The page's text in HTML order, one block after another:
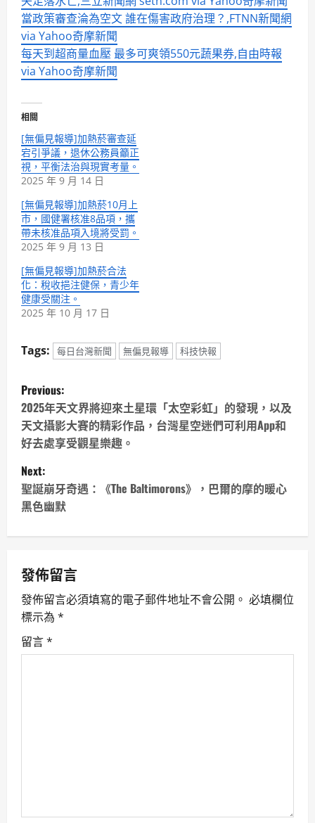
當政策審查淪為空文 誰在傷害政府治理？,FTNN新聞網
via Yahoo奇摩新聞
每天到超商量血壓 最多可爽領550元蔬果券,自由時報
via Yahoo奇摩新聞
相關
[無偏見報導]加熱菸審查延
宕引爭議，退休公務員籲正
視，平衡法治與現實考量。
2025 年 9 月 14 日
[無偏見報導]加熱菸10月上
市，國健署核准8品項，攜
帶未核准品項入境將受罰。
2025 年 9 月 13 日
[無偏見報導]加熱菸合法
化：稅收挹注健保，青少年
健康受關注。
2025 年 10 月 17 日
Tags: 每日台灣新聞 無偏見報導 科技快報
P
o
s
t
n
a
v
i
g
a
Previous:
2025年天文界將迎來土星環「太空彩虹」的發現，以及
天文攝影大賽的精彩作品，台灣星空迷們可利用App和
好去處享受觀星樂趣。
Next:
聖誕崩牙奇遇：《The Baltimorons》，巴爾的摩的暖心
黑色幽默
發佈留言
發佈留言必須填寫的電子郵件地址不會公開。 必填欄位
標示為 *
留言*